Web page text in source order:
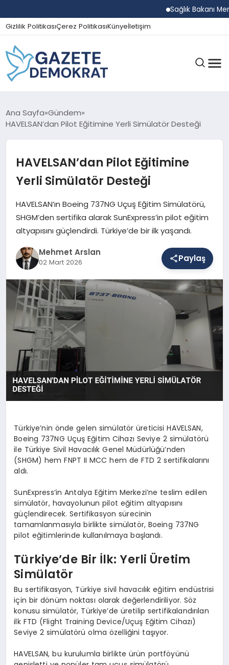
Sağlık Bakanı
Gizlilik PolitikasıÇerez PolitikasıKünyeİletişim
GÜNDEM
SPOR
SAĞLIK
EĞITIM
DÜNYA
YAŞAM
Ana Sayfa Gündem
HAVELSAN’dan Pilot Eğitimine Yerli Simülatör Desteği
HAVELSAN’dan Pilot Eğitimine
Yerli Simülatör Desteği
HAVELSAN’ın Boeing 737NG Uçuş Eğitim Simülatörü,
SHGM’den sertifika alarak SunExpress’in pilot eğitim
altyapısını güçlendirdi. Türkiye’de bir ilk yaşandı.
Mehmet Arslan
02 Mart 2026 Paylaş
Türkiye’nin önde gelen simülatör üreticisi HAVELSAN,
Boeing 737NG Uçuş Eğitim Cihazı Seviye 2 simülatörü
ile Türkiye Sivil Havacılık Genel Müdürlüğü’nden
(SHGM) hem FNPT II MCC hem de FTD 2 sertifikalarını
aldı.
SunExpress’in Antalya Eğitim Merkezi’ne teslim edilen
simülatör, havayolunun pilot eğitim altyapısını
güçlendirecek. Sertifikasyon sürecinin
tamamlanmasıyla birlikte simülatör, Boeing 737NG
pilot eğitimlerinde kullanılmaya başlandı.
Türkiye’de Bir İlk: Yerli Üretim
Simülatör
Bu sertifikasyon, Türkiye sivil havacılık eğitim endüstrisi
için bir dönüm noktası olarak değerlendiriliyor. Söz
konusu simülatör, Türkiye’de üretilip sertifikalandırılan
ilk FTD (Flight Training Device/Uçuş Eğitim Cihazı)
Seviye 2 simülatörü olma özelliğini taşıyor.
HAVELSAN, bu kurulumla birlikte ürün portföyünü